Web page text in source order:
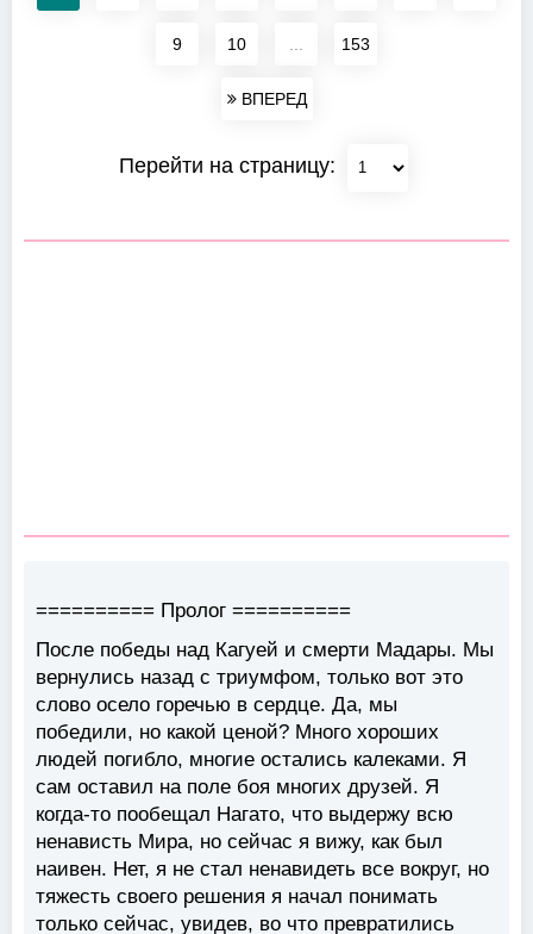
9 10 153
ВПЕРЕД
Перейти на страницу:
========== Пролог ==========
После победы над Кагуей и смерти Мадары. Мы
вернулись назад с триумфом, только вот это
слово осело горечью в сердце. Да, мы
победили, но какой ценой? Много хороших
людей погибло, многие остались калеками. Я
сам оставил на поле боя многих друзей. Я
когда-то пообещал Нагато, что выдержу всю
ненависть Мира, но сейчас я вижу, как был
наивен. Нет, я не стал ненавидеть все вокруг, но
тяжесть своего решения я начал понимать
только сейчас, увидев, во что превратились